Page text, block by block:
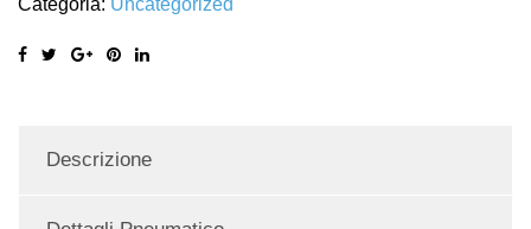
Descrizione